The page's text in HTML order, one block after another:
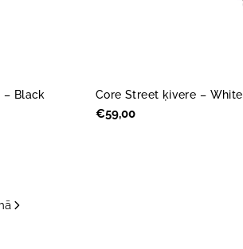
– Black Core Street ķivere – White
Parastā
€59,00